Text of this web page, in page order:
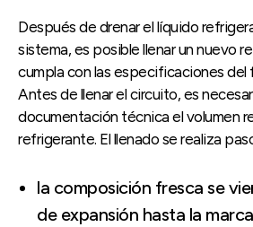
Después de drenar el líquido
sistema, es posible llenar un nuevo
cumpla con las especificaciones del
Antes de llenar el circuito, es
documentación técnica el volumen
refrigerante. El llenado se realiza
la composición fresca se
de expansión hasta la